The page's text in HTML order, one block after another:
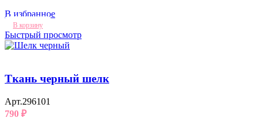
В избранное
В корзину
Быстрый просмотр
Ткань черный шелк
Арт.296101
790 ₽